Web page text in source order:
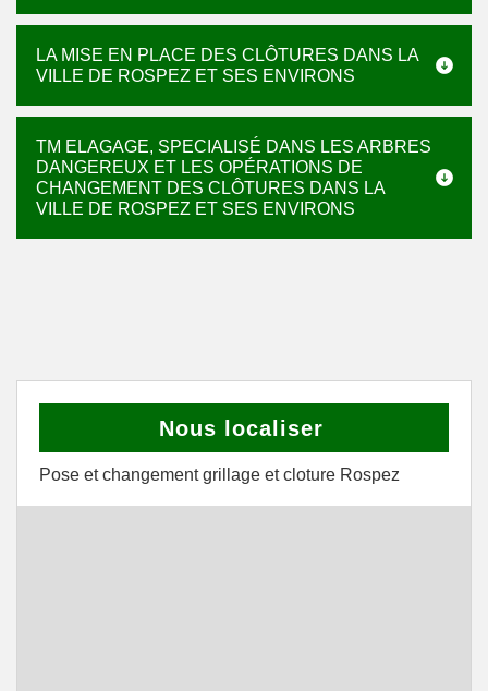
LA MISE EN PLACE DES CLÔTURES DANS LA
VILLE DE ROSPEZ ET SES ENVIRONS
TM ELAGAGE, SPECIALISÉ DANS LES ARBRES
DANGEREUX ET LES OPÉRATIONS DE
CHANGEMENT DES CLÔTURES DANS LA
VILLE DE ROSPEZ ET SES ENVIRONS
Nous localiser
Pose et changement grillage et cloture Rospez